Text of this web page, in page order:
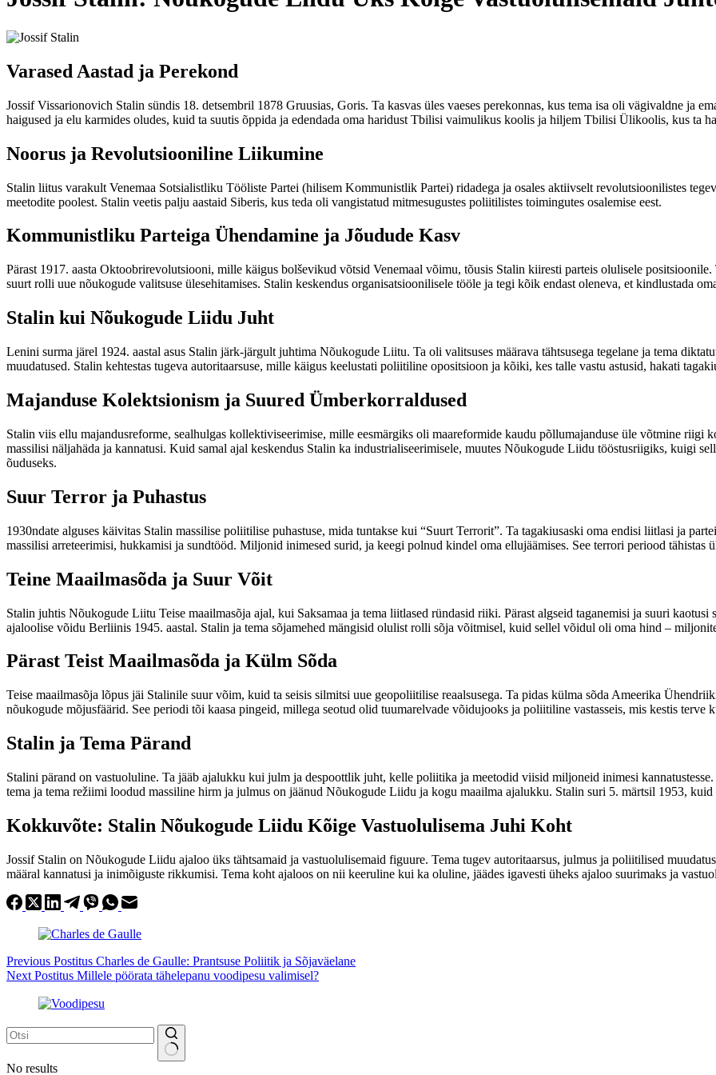
Varased Aastad ja Perekond
Jossif Vissarionovich Stalin sündis 18. detsembril 1878 Gruusias, Goris. Ta kasvas üles vaeses perekonnas, kus tema isa oli vägivaldne ja
haigused ja elu karmides oludes, kuid ta suutis õppida ja edendada oma haridust Tbilisi vaimulikus koolis ja hiljem Tbilisi Ülikoolis, kus ta
Noorus ja Revolutsiooniline Liikumine
Stalin liitus varakult Venemaa Sotsialistliku Tööliste Partei (hilisem Kommunistlik Partei) ridadega ja osales aktiivselt revolutsioonilistes
meetodite poolest. Stalin veetis palju aastaid Siberis, kus teda oli vangistatud mitmesugustes poliitilistes toimingutes osalemise eest.
Kommunistliku Parteiga Ühendamine ja Jõudude Kasv
Pärast 1917. aasta Oktoobrirevolutsiooni, mille käigus bolševikud võtsid Venemaal võimu, tõusis Stalin kiiresti parteis olulisele
suurt rolli uue nõukogude valitsuse ülesehitamises. Stalin keskendus organisatsioonilisele tööle ja tegi kõik endast oleneva, et kindlustada
Stalin kui Nõukogude Liidu Juht
Lenini surma järel 1924. aastal asus Stalin järk-järgult juhtima Nõukogude Liitu. Ta oli valitsuses määrava tähtsusega tegelane ja tema
muudatused. Stalin kehtestas tugeva autoritaarsuse, mille käigus keelustati poliitiline opositsioon ja kõiki, kes talle vastu astusid, hakati
Majanduse Kolektsionism ja Suured Ümberkorraldused
Stalin viis ellu majandusreforme, sealhulgas kollektiviseerimise, mille eesmärgiks oli maareformide kaudu põllumajanduse üle võtmine riigi
massilisi näljahäda ja kannatusi. Kuid samal ajal keskendus Stalin ka industrialiseerimisele, muutes Nõukogude Liidu tööstusriigiks, kuigi
õuduseks.
Suur Terror ja Puhastus
1930ndate alguses käivitas Stalin massilise poliitilise puhastuse, mida tuntakse kui “Suurt Terrorit”. Ta tagakiusaski oma endisi liitlasi ja
massilisi arreteerimisi, hukkamisi ja sundtööd. Miljonid inimesed surid, ja keegi polnud kindel oma ellujäämises. See terrori periood tähistas
Teine Maailmasõda ja Suur Võit
Stalin juhtis Nõukogude Liitu Teise maailmasõja ajal, kui Saksamaa ja tema liitlased ründasid riiki. Pärast algseid taganemisi ja suuri
ajaloolise võidu Berliinis 1945. aastal. Stalin ja tema sõjamehed mängisid olulist rolli sõja võitmisel, kuid sellel võidul oli oma hind –
Pärast Teist Maailmasõda ja Külm Sõda
Teise maailmasõja lõpus jäi Stalinile suur võim, kuid ta seisis silmitsi uue geopoliitilise reaalsusega. Ta pidas külma sõda Ameerika
nõukogude mõjusfäärid. See periodi tõi kaasa pingeid, millega seotud olid tuumarelvade võidujooks ja poliitiline vastasseis, mis kestis terve
Stalin ja Tema Pärand
Stalini pärand on vastuoluline. Ta jääb ajalukku kui julm ja despoottlik juht, kelle poliitika ja meetodid viisid miljoneid inimesi kannatustesse.
tema ja tema režiimi loodud massiline hirm ja julmus on jäänud Nõukogude Liidu ja kogu maailma ajalukku. Stalin suri 5. märtsil 1953,
Kokkuvõte: Stalin Nõukogude Liidu Kõige Vastuolulisema Juhi Koht
Jossif Stalin on Nõukogude Liidu ajaloo üks tähtsamaid ja vastuolulisemaid figuure. Tema tugev autoritaarsus, julmus ja poliitilised
määral kannatusi ja inimõiguste rikkumisi. Tema koht ajaloos on nii keeruline kui ka oluline, jäädes igavesti üheks ajaloo suurimaks ja
Previous Postitus Charles de Gaulle: Prantsuse Poliitik ja Sõjaväelane
Next Postitus Millele pöörata tähelepanu voodipesu valimisel?
No results